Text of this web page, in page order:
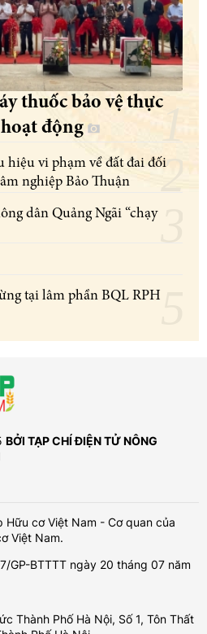
thuốc bảo vệ thực
hoạt động
hiệu vi phạm về đất đai đối
nghiệp Bảo Thuận
dân Quảng Ngãi “chạy
tại lâm phần BQL RPH
BỞI TẠP CHÍ ĐIỆN TỬ NÔNG
cơ Việt Nam - Cơ quan của
Việt Nam.
GP-BTTTT ngày 20 tháng 07 năm
Thành Phố Hà Nội, Số 1, Tôn Thất